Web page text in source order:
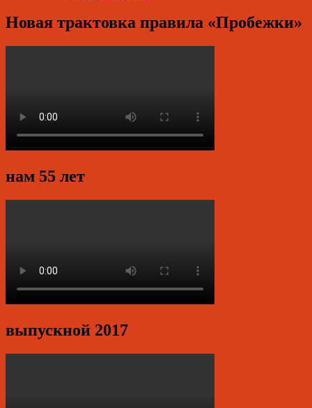
Новая трактовка правила «Пробежки»
нам 55 лет
выпускной 2017